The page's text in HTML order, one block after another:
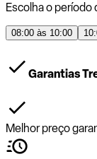
Escolha o
08:00 às 10:00
Garantias
Melhor preço